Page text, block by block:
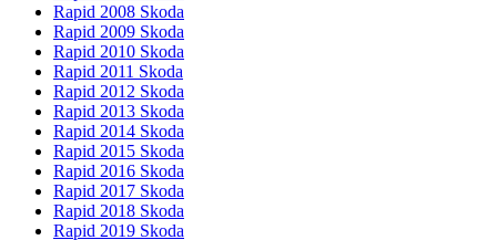
Rapid 2008 Skoda
Rapid 2009 Skoda
Rapid 2010 Skoda
Rapid 2011 Skoda
Rapid 2012 Skoda
Rapid 2013 Skoda
Rapid 2014 Skoda
Rapid 2015 Skoda
Rapid 2016 Skoda
Rapid 2017 Skoda
Rapid 2018 Skoda
Rapid 2019 Skoda